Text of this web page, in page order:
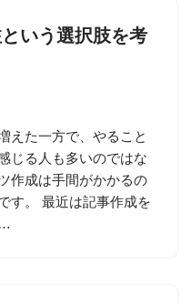
いう選択肢を考
えた一方で、やること
じる人も多いのではな
作成は手間がかかるの
す。 最近は記事作成を